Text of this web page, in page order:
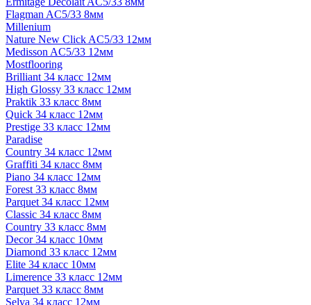
Flagman AC5/33 8мм
Millenium
Nature New Click AC5/33 12мм
Medisson AC5/33 12мм
Mostflooring
Brilliant 34 класс 12мм
High Glossy 33 класс 12мм
Praktik 33 класс 8мм
Quick 34 класс 12мм
Prestige 33 класс 12мм
Paradise
Country 34 класс 12мм
Graffiti 34 класс 8мм
Piano 34 класс 12мм
Forest 33 класс 8мм
Parquet 34 класс 12мм
Classic 34 класс 8мм
Country 33 класс 8мм
Decor 34 класс 10мм
Diamond 33 класс 12мм
Elite 34 класс 10мм
Limerence 33 класс 12мм
Parquet 33 класс 8мм
Selva 34 класс 12мм